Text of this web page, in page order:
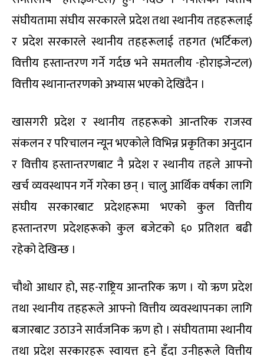
संघीयतामा संघीय सरकारले प्रदेश तथा स्थानीय तहहरूलाई
र प्रदेश सरकारले स्थानीय तहहरूलाई तहगत (भर्टिकल)
वित्तीय हस्तान्तरण गर्ने गर्दछ भने समतलीय -होराइजेन्टल)
वित्तीय स्थानान्तरणको अभ्यास भएको देखिंदैन ।
खासगरी प्रदेश र स्थानीय तहहरूको आन्तरिक राजस्व
संकलन र परिचालन न्यून भएकोले विभिन्न प्रकृतिका अनुदान
र वित्तीय हस्तान्तरणबाट नै प्रदेश र स्थानीय तहले आफ्नो
खर्च व्यवस्थापन गर्ने गरेका छन् । चालु आर्थिक वर्षका लागि
संघीय सरकारबाट प्रदेशहरूमा भएको कुल वित्तीय
हस्तान्तरण प्रदेशहरूको कुल बजेटको ६० प्रतिशत बढी
रहेको देखिन्छ ।
चौथो आधार हो, सह-राष्ट्रिय आन्तरिक ऋण । यो ऋण प्रदेश
तथा स्थानीय तहहरूले आफ्नो वित्तीय व्यवस्थापनका लागि
बजारबाट उठाउने सार्वजनिक ऋण हो । संघीयतामा स्थानीय
तथा प्रदेश सरकारहरू स्वायत्त हुने हुँदा उनीहरूले वित्तीय